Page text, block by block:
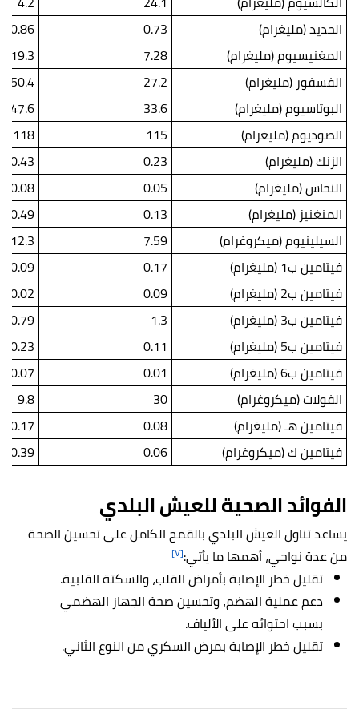
الحديد (مليغرام)
0.73
0.86
المغنيسيوم (مليغرام)
7.28
19.3
الفسفور (مليغرام)
27.2
50.4
البوتاسيوم (مليغرام)
33.6
47.6
الصوديوم (مليغرام)
115
118
الزنك (مليغرام)
0.23
0.43
النحاس (مليغرام)
0.05
0.08
المنغنيز (مليغرام)
0.13
0.49
السيلينيوم (ميكروغرام)
7.59
12.3
فيتامين ب1 (مليغرام)
0.17
0.09
فيتامين ب2 (مليغرام)
0.09
0.02
فيتامين ب3 (مليغرام)
1.3
0.79
فيتامين ب5 (مليغرام)
0.11
0.23
فيتامين ب6 (مليغرام)
0.01
0.07
الفولات (ميكروغرام)
30
9.8
فيتامين هـ (مليغرام)
0.08
0.17
فيتامين ك (ميكروغرام)
0.06
0.39
الفوائد الصحية للعيش البلدي
يساعد تناول العيش البلدي بالقمح الكامل على تحسين الصحة
من عدة نواحي، أهمها ما يأتي:[٧]
تقليل خطر الإصابة بأمراض القلب، والسكتة القلبية.
دعم عملية الهضم، وتحسين صحة الجهاز الهضمي
بسبب احتوائه على الألياف.
تقليل خطر الإصابة بمرض السكري من النوع الثاني.